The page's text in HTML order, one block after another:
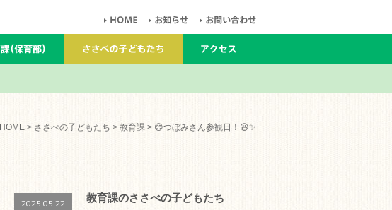
HOME > ささべの子どもたち > 教育課 > 😊つぼみさん参観日！😆✨
2025.05.22 教育課のささべの子どもたち